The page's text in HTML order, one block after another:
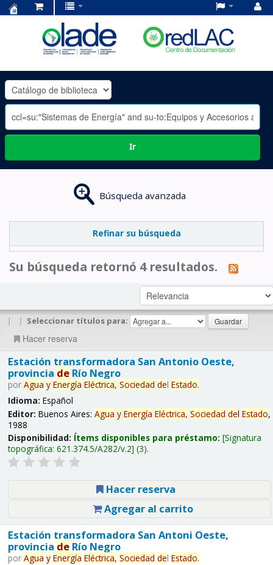
OLADE
-
Ir
Búsqueda avanzada
Refinar su búsqueda
Su búsqueda retornó 4 resultados.
| | Seleccionar títulos para:
Hacer reserva
Estación transformadora San Antonio Oeste,
provincia deRío Negro
por Agua y Energía Eléctrica, Sociedad del Estado.
Idioma: Español
Editor: Buenos Aires: Agua y Energía Eléctrica, Sociedad del Estado,
1988
Disponibilidad: Ítems disponibles para préstamo: Signatura
topográfica: 621.374.5/A282/v.2 (3).
Hacer reserva
Agregar al carrito
Estación transformadora San Antoni Oeste,
provincia deRío Negro
por Agua y Energía Eléctrica, Sociedad del Estado.